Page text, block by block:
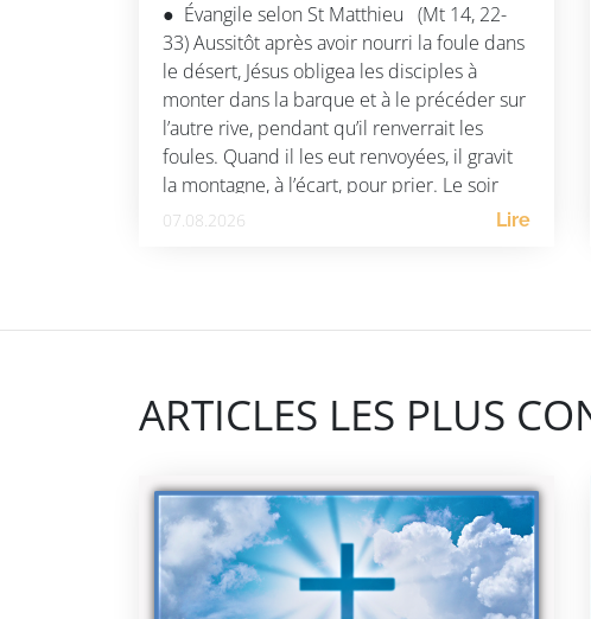
● Évangile selon St Matthieu (Mt 14, 22-
33) Aussitôt après avoir nourri la foule dans
le désert, Jésus obligea les disciples à
monter dans la barque et à le précéder sur
l’autre rive, pendant qu’il renverrait les
foules. Quand il les eut renvoyées, il gravit
la montagne, à l’écart, pour prier. Le soir
venu, il […]
07.08.2026 Lire
ARTICLES LES PLUS